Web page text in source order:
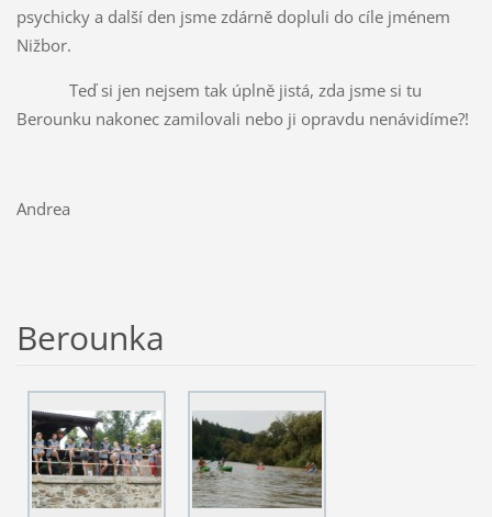
psychicky a další den jsme zdárně dopluli do cíle jménem
Nižbor.
Teď si jen nejsem tak úplně jistá, zda jsme si tu
Berounku nakonec zamilovali nebo ji opravdu nenávidíme?!
Andrea
Berounka